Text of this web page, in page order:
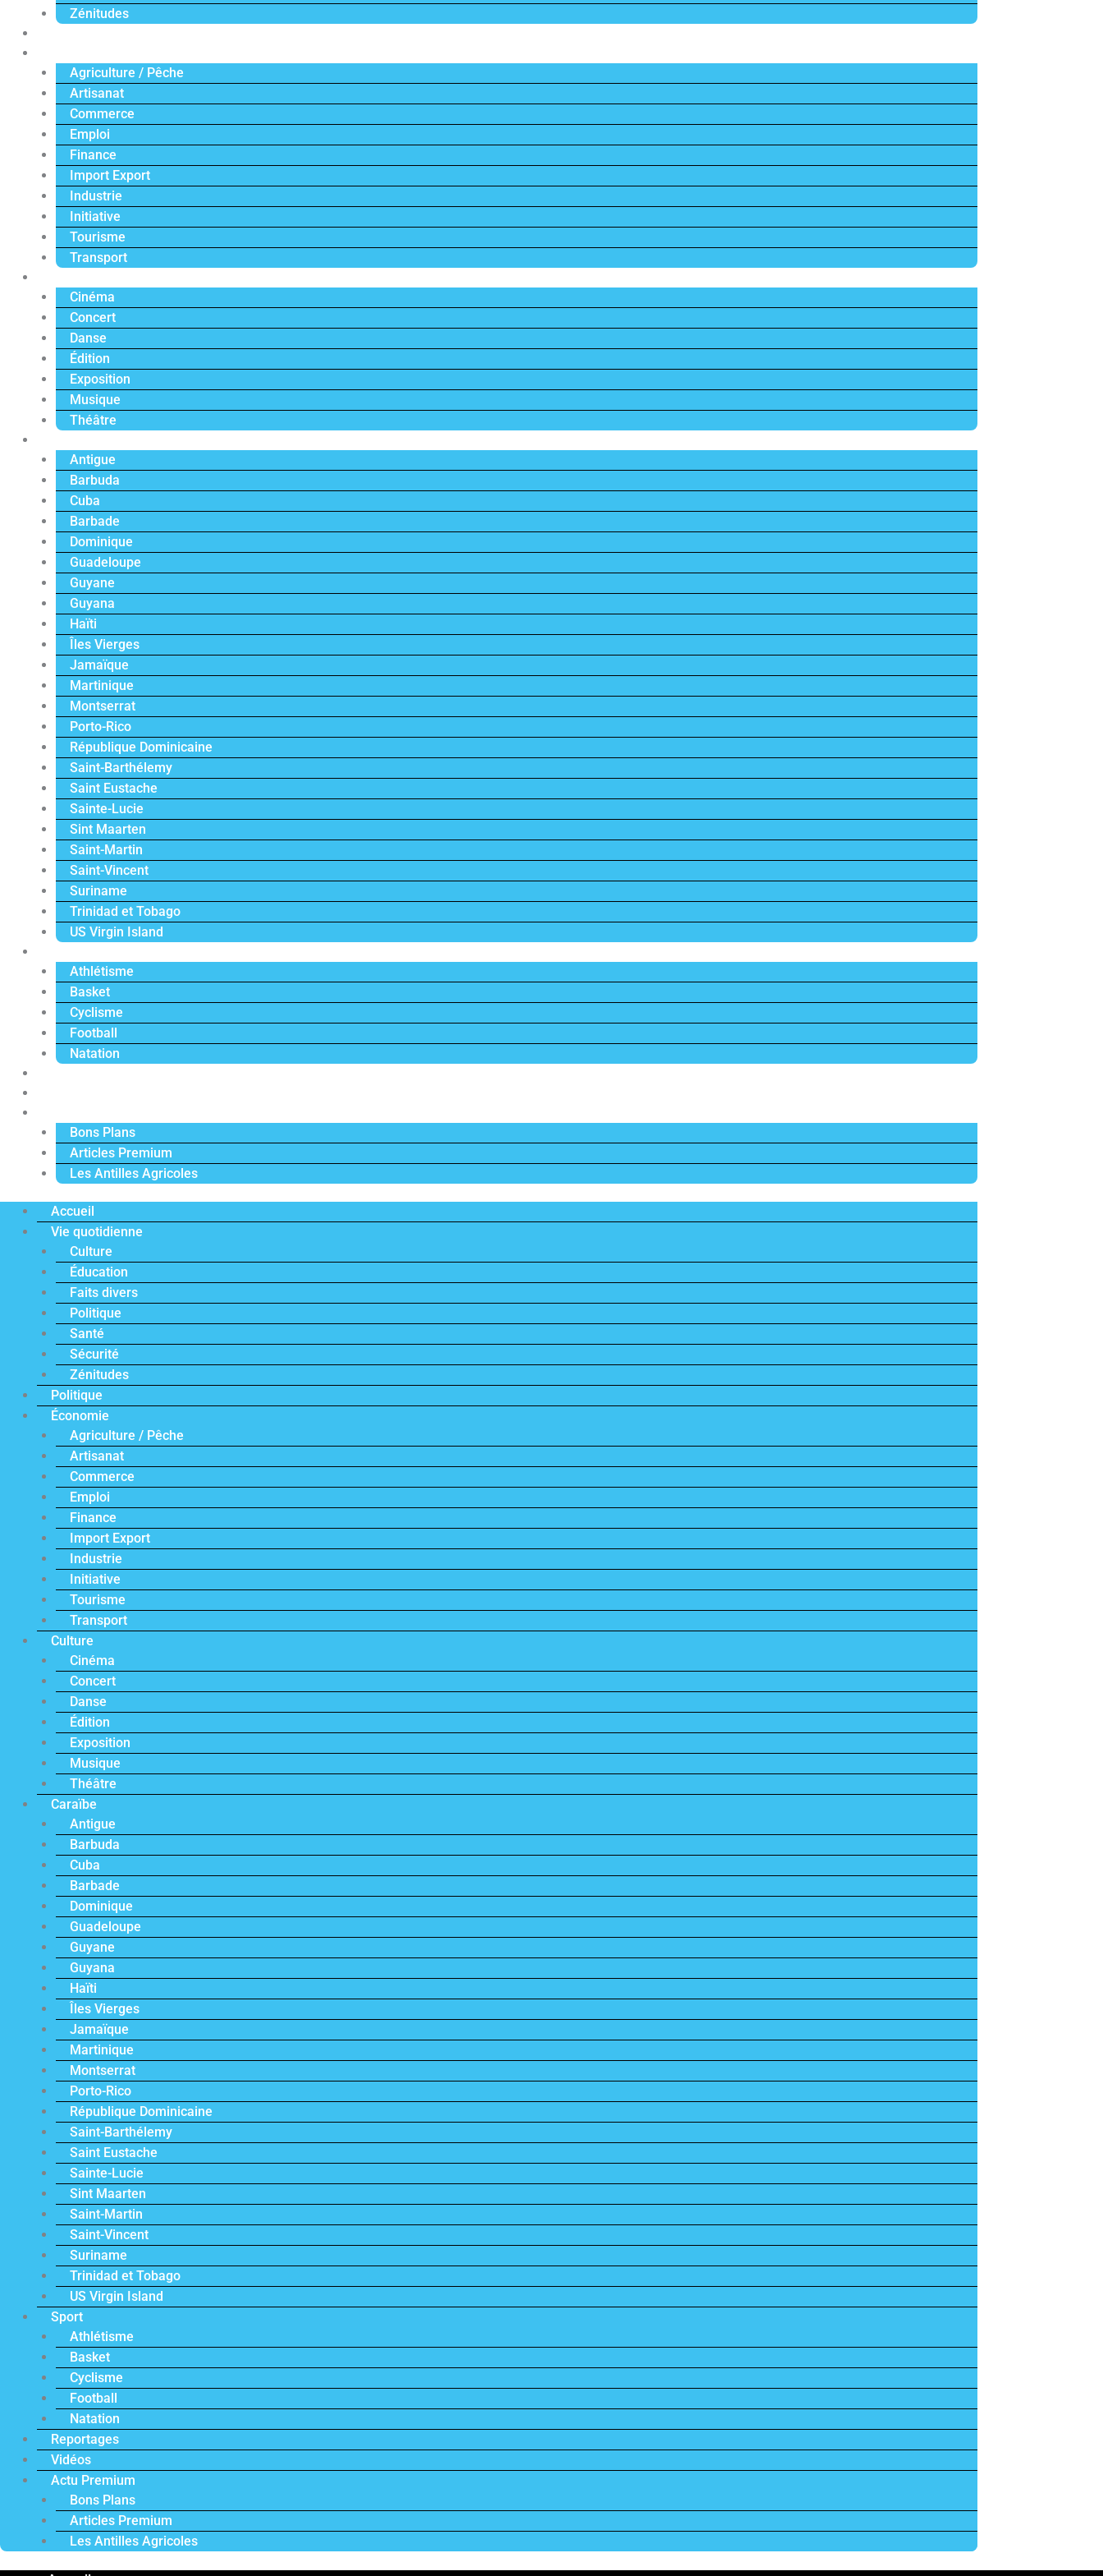
Zénitudes
Agriculture / Pêche
Artisanat
Commerce
Emploi
Finance
Import Export
Industrie
Initiative
Tourisme
Transport
Cinéma
Concert
Danse
Édition
Exposition
Musique
Théâtre
Antigue
Barbuda
Cuba
Barbade
Dominique
Guadeloupe
Guyane
Guyana
Haïti
Îles Vierges
Jamaïque
Martinique
Montserrat
Porto-Rico
République Dominicaine
Saint-Barthélemy
Saint Eustache
Sainte-Lucie
Sint Maarten
Saint-Martin
Saint-Vincent
Suriname
Trinidad et Tobago
US Virgin Island
Athlétisme
Basket
Cyclisme
Football
Natation
Bons Plans
Articles Premium
Les Antilles Agricoles
Accueil
Vie quotidienne
Culture
Éducation
Faits divers
Politique
Santé
Sécurité
Zénitudes
Politique
Économie
Agriculture / Pêche
Artisanat
Commerce
Emploi
Finance
Import Export
Industrie
Initiative
Tourisme
Transport
Culture
Cinéma
Concert
Danse
Édition
Exposition
Musique
Théâtre
Caraïbe
Antigue
Barbuda
Cuba
Barbade
Dominique
Guadeloupe
Guyane
Guyana
Haïti
Îles Vierges
Jamaïque
Martinique
Montserrat
Porto-Rico
République Dominicaine
Saint-Barthélemy
Saint Eustache
Sainte-Lucie
Sint Maarten
Saint-Martin
Saint-Vincent
Suriname
Trinidad et Tobago
US Virgin Island
Sport
Athlétisme
Basket
Cyclisme
Football
Natation
Reportages
Vidéos
Actu Premium
Bons Plans
Articles Premium
Les Antilles Agricoles